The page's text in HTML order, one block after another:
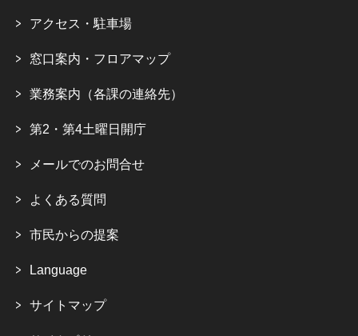
アクセス・駐車場
窓口案内・フロアマップ
業務案内（各課の連絡先）
第2・第4土曜日開庁
メールでのお問合せ
よくある質問
市民からの提案
Language
サイトマップ